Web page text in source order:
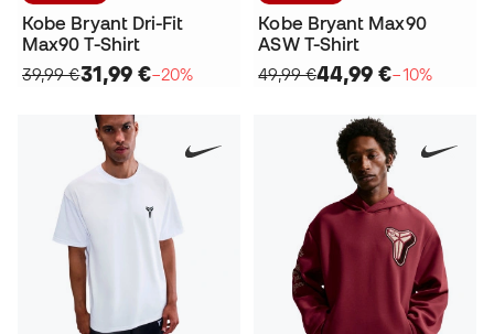
Kobe Bryant Dri-Fit
Max90 T-Shirt
39,99 €31,99 €−20%
Kobe Bryant Max90
ASW T-Shirt
49,99 €44,99 €−10%